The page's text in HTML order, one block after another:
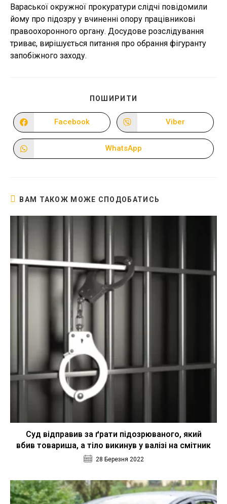
Вараської окружної прокуратури слідчі повідомили
йому про підозру у вчиненні опору працівникові
правоохоронного органу. Досудове розслідування
триває, вирішується питання про обрання фігуранту
запобіжного заходу.
ПОШИРИТИ
ВМІСТОМ
Відкрити
в
новому
Facebook
Відкрити
в
новому
Viber
Відкрити
в
WhatsApp
ВАМ ТАКОЖ МОЖЕ СПОДОБАТИСЬ
Cуд відправив за ґрати підозрюваного, який
вбив товариша, а тіло викинув у валізі на смітник
28 Березня 2022